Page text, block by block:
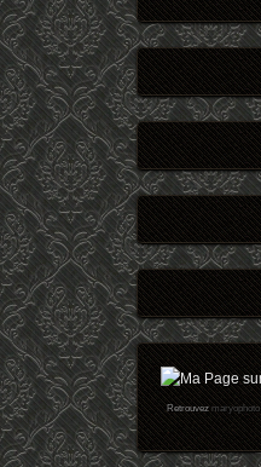
Retrouvezmaryophoto